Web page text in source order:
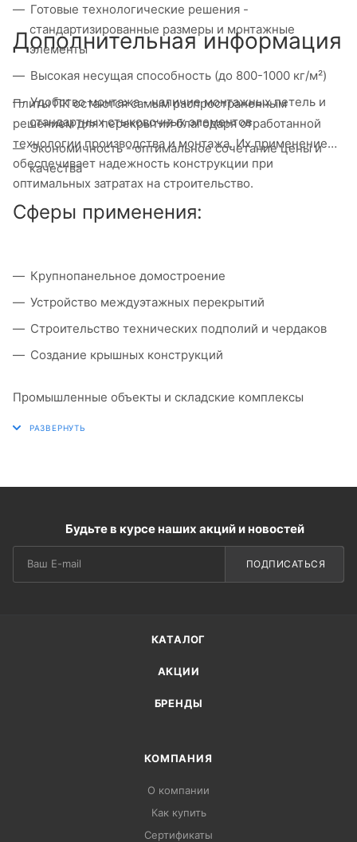
Готовые технологические решения -
стандартизированные размеры и монтажные
элементы
Высокая несущая способность (до 800-1000 кг/м²)
Удобство монтажа - наличие монтажных петель и
стандартных стыковочных элементов
Экономичность - оптимальное сочетание цены и
качества
Дополнительная информация
Плиты ПК остаются самым распространенным
решением для перекрытий благодаря отработанной
технологии производства и монтажа. Их применение
обеспечивает надежность конструкции при
оптимальных затратах на строительство.
Сферы применения:
Крупнопанельное домостроение
Устройство междуэтажных перекрытий
Строительство технических подполий и чердаков
Создание крышных конструкций
Промышленные объекты и складские комплексы
Будьте в курсе наших акций и новостей
ПОДПИСАТЬСЯ
КАТАЛОГ
АКЦИИ
БРЕНДЫ
КОМПАНИЯ
О компании
Как купить
Сертификаты